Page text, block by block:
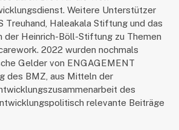
Weitere Unterstützer
Treuhand, Haleakala Stiftung und das
der Heinrich-Böll-Stiftung zu Themen
2022 wurden nochmals
Gelder von ENGAGEMENT
des BMZ, aus Mitteln der
des
relevante Beiträge